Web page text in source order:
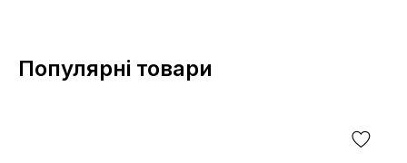
Популярні товари